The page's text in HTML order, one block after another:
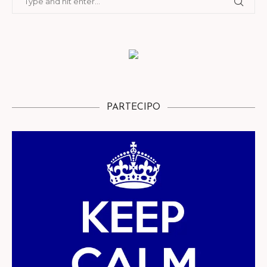
PARTECIPO